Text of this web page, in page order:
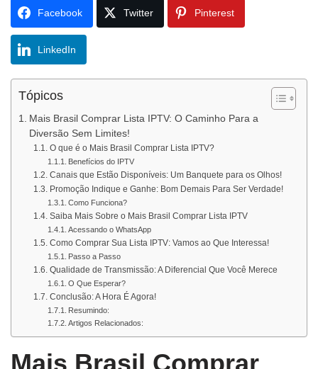
Facebook Twitter Pinterest
LinkedIn
Tópicos
Mais Brasil Comprar Lista IPTV: O Caminho Para a
Diversão Sem Limites!
O que é o Mais Brasil Comprar Lista IPTV?
Benefícios do IPTV
Canais que Estão Disponíveis: Um Banquete para os Olhos!
Promoção Indique e Ganhe: Bom Demais Para Ser Verdade!
Como Funciona?
Saiba Mais Sobre o Mais Brasil Comprar Lista IPTV
Acessando o WhatsApp
Como Comprar Sua Lista IPTV: Vamos ao Que Interessa!
Passo a Passo
Qualidade de Transmissão: A Diferencial Que Você Merece
O Que Esperar?
Conclusão: A Hora É Agora!
Resumindo:
Artigos Relacionados:
Mais Brasil Comprar